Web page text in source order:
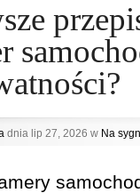
dnia lip 27, 2026 w Na